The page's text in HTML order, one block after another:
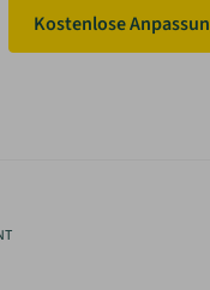
Kostenlose